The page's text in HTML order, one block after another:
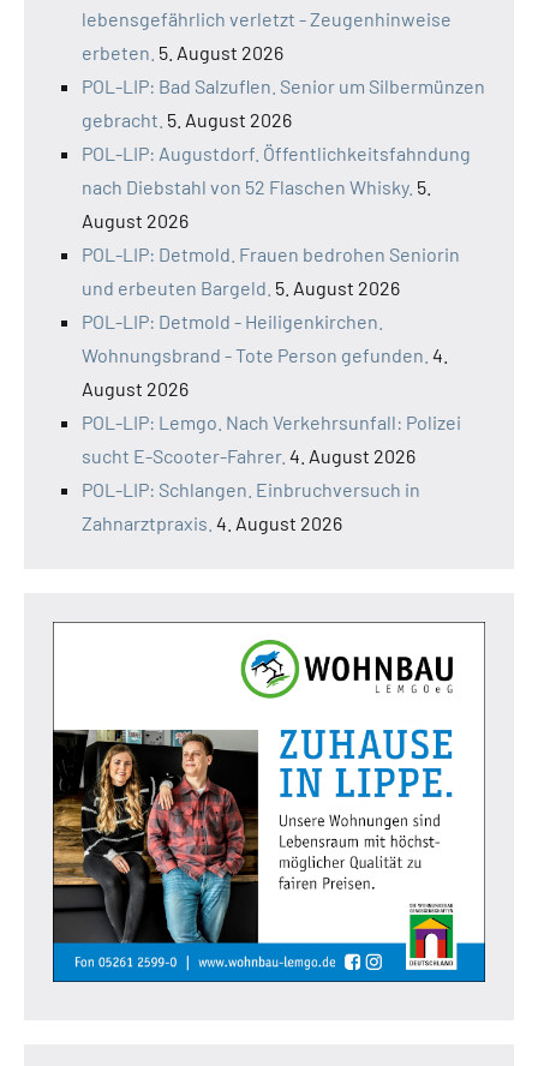
lebensgefährlich verletzt - Zeugenhinweise
erbeten. 5. August 2026
POL-LIP: Bad Salzuflen. Senior um Silbermünzen
gebracht. 5. August 2026
POL-LIP: Augustdorf. Öffentlichkeitsfahndung
nach Diebstahl von 52 Flaschen Whisky. 5.
August 2026
POL-LIP: Detmold. Frauen bedrohen Seniorin
und erbeuten Bargeld. 5. August 2026
POL-LIP: Detmold - Heiligenkirchen.
Wohnungsbrand - Tote Person gefunden. 4.
August 2026
POL-LIP: Lemgo. Nach Verkehrsunfall: Polizei
sucht E-Scooter-Fahrer. 4. August 2026
POL-LIP: Schlangen. Einbruchversuch in
Zahnarztpraxis. 4. August 2026